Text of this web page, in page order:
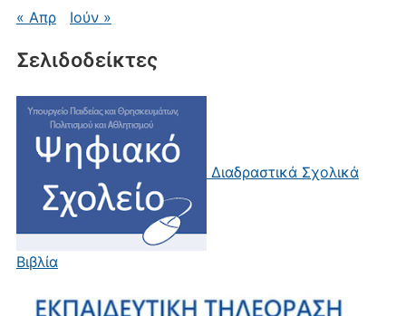
« Απρ Ιούν »
Σελιδοδείκτες
Διαδραστικά Σχολικά
Βιβλία